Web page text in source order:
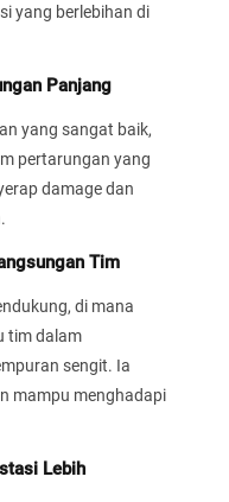
yang berlebihan di
Panjang
yang sangat baik,
pertarungan yang
damage dan
Tim
di mana
tim dalam
sengit. Ia
mampu menghadapi
Lebih